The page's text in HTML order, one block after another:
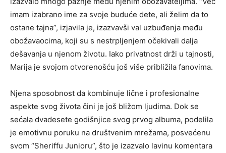
imam izabrano ime za svoje buduće dete, ali želim da to
ostane tajna”, izjavila je, izazvavši val uzbuđenja među
obožavaocima, koji su s nestrpljenjem očekivali dalja
dešavanja u njenom životu. Iako privatnost drži u tajnosti,
Marija je svojom otvorenošću još više približila fanovima.
Njena sposobnost da kombinuje lične i profesionalne
aspekte svog života čini je još bližom ljudima. Dok se
sećala dvadesete godišnjice svog prvog albuma, podelila
je emotivnu poruku na društvenim mrežama, posvećenu
svom “Sheriffu Junioru”, što je izazvalo lavinu komentara